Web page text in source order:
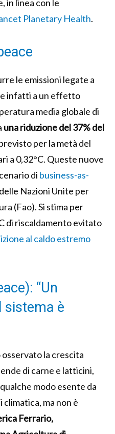
in linea con le
Planetary Health.
le emissioni legate a
infatti a un effetto
media globale di
una riduzione del 37% del
per la metà del
a 0,32°C. Queste nuove
di business-as-
Nazioni Unite per
(Fao). Si stima per
di riscaldamento evitato
al caldo estremo
“Un
sistema è
la crescita
di carne e latticini,
modo esente da
ma non è
Ferrario,